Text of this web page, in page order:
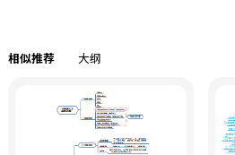
相似推荐 大纲